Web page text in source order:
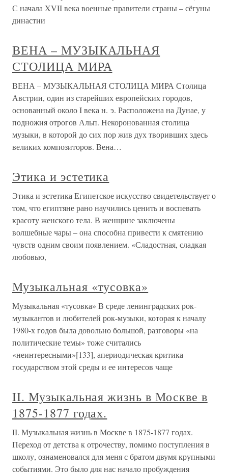
С начала XVII века военные правители страны – сёгуны
династии
ВЕНА – МУЗЫКАЛЬНАЯ
СТОЛИЦА МИРА
ВЕНА – МУЗЫКАЛЬНАЯ СТОЛИЦА МИРА Столица
Австрии, один из старейших европейских городов,
основанный около I века н. э. Расположена на Дунае, у
подножия отрогов Альп. Некоронованная столица
музыки, в которой до сих пор жив дух творивших здесь
великих композиторов. Вена…
Этика и эстетика
Этика и эстетика Египетское искусство свидетельствует о
том, что египтяне рано научились ценить и воспевать
красоту женского тела. В женщине заключены
волшебные чары – она способна привести к смятению
чувств одним своим появлением. «Сладостная, сладкая
любовью,
Музыкальная «тусовка»
Музыкальная «тусовка» В среде ленинградских рок-
музыкантов и любителей рок-музыки, которая к началу
1980-х годов была довольно большой, разговоры «на
политические темы» тоже считались
«неинтересными»[133], апериодическая критика
государством этой среды и ее интересов чаще
II. Музыкальная жизнь в Москве в
1875-1877 годах.
II. Музыкальная жизнь в Москве в 1875-1877 годах.
Переход от детства к отрочеству, помимо поступления в
школу, ознаменовался для меня с братом двумя крупными
событиями. Это было для нас начало пробуждения